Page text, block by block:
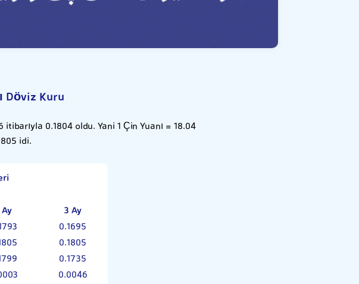
Döviz Kuru
0.1804 oldu. Yani 1 Çin Yuanı = 18.04
idi.
3 Ay
0.1695
0.1805
0.1735
0.0046